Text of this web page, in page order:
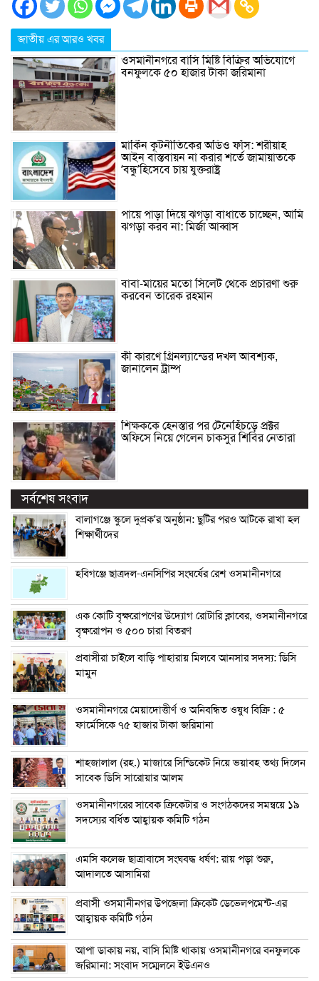
জাতীয় এর আরও খবর
ওসমানীনগরে বাসি মিষ্টি বিক্রির অভিযোগে
বনফুলকে ৫০ হাজার টাকা জরিমানা
মার্কিন কূটনীতিকের অডিও ফাঁস: শরীয়াহ
আইন বাস্তবায়ন না করার শর্তে জামায়াতকে
‘বন্ধু’হিসেবে চায় যুক্তরাষ্ট্র
পায়ে পাড়া দিয়ে ঝগড়া বাধাতে চাচ্ছেন, আমি
ঝগড়া করব না: মির্জা আব্বাস
বাবা-মায়ের মতো সিলেট থেকে প্রচারণা শুরু
করবেন তারেক রহমান
কী কারণে গ্রিনল্যান্ডের দখল আবশ্যক,
জানালেন ট্রাম্প
শিক্ষককে হেনস্তার পর টেনেহিঁচড়ে প্রক্টর
অফিসে নিয়ে গেলেন চাকসুর শিবির নেতারা
সর্বশেষ সংবাদ
বালাগঞ্জে স্কুলে দুপ্রক’র অনুষ্ঠান: ছুটির পরও আটকে রাখা হল
শিক্ষার্থীদের
হবিগঞ্জে ছাত্রদল-এনসিপির সংঘর্ষের রেশ ওসমানীনগরে
এক কোটি বৃক্ষরোপণের উদ্যোগ রোটারি ক্লাবের, ওসমানীনগরে
বৃক্ষরোপন ও ৫০০ চারা বিতরণ
প্রবাসীরা চাইলে বাড়ি পাহারায় মিলবে আনসার সদস্য: ডিসি
মামুন
ওসমানীনগরে মেয়াদোত্তীর্ণ ও অনিবন্ধিত ওষুধ বিক্রি : ৫
ফার্মেসিকে ৭৫ হাজার টাকা জরিমানা
শাহজালাল (রহ.) মাজারে সিন্ডিকেট নিয়ে ভয়াবহ তথ্য দিলেন
সাবেক ডিসি সারোয়ার আলম
ওসমানীনগরের সাবেক ক্রিকেটার ও সংগঠকদের সমন্বয়ে ১৯
সদস্যের বর্ধিত আহ্বায়ক কমিটি গঠন
এম‌সি কলেজ ছাত্রাবাসে সংঘবদ্ধ ধর্ষণ: রায় পড়া শুরু,
আদালতে আসামিরা
প্রবাসী ওসমানীনগর উপজেলা ক্রিকেট ডেভেলপমেন্ট-এর
আহ্বায়ক কমিটি গঠন
আপা ডাকায় নয়, বাসি মিষ্টি থাকায় ওসমানীনগরে বনফুলকে
জরিমানা: সংবাদ সম্মেলনে ইউএনও